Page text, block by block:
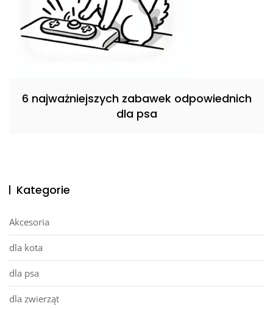
6 najważniejszych zabawek odpowiednich
dla psa
Kategorie
Akcesoria
dla kota
dla psa
dla zwierząt